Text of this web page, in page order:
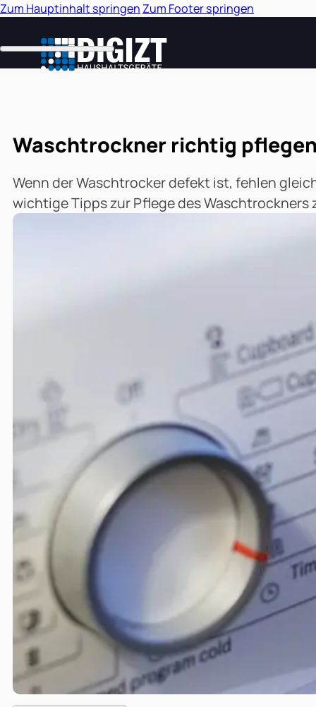
Zum Hauptinhalt springen Zum Footer springen
Waschtrockner richtig
Wenn der Waschtrocker defekt ist, fehlen
wichtige Tipps zur Pflege des